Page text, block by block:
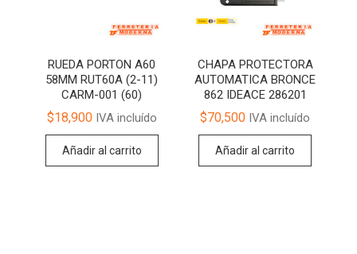
RUEDA PORTON A60
58MM RUT60A (2-11)
CARM-001 (60)
$18,900IVA incluído
Añadir al carrito
CHAPA PROTECTORA
AUTOMATICA BRONCE
862 IDEACE 286201
$70,500 IVA incluído
Añadir al carrito